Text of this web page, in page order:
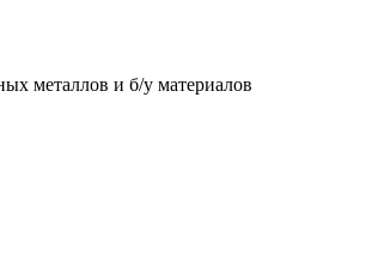
металлов и б/у материалов